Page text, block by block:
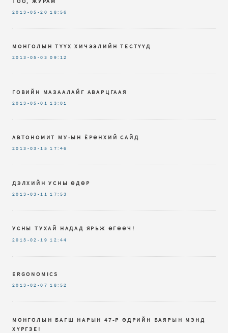
2013-05-20 18:56
МОНГОЛЫН ТҮҮХ ХИЧЭЭЛИЙН ТЕСТҮҮД
2013-05-03 09:12
ГОВИЙН МАЗААЛАЙГ АВАРЦГААЯ
2013-05-01 13:01
АВТОНОМИТ МУ-ЫН ЁРӨНХИЙ САЙД
2013-03-15 17:46
ДЭЛХИЙН УСНЫ ӨДӨР
2013-03-11 17:53
УСНЫ ТУХАЙ НАДАД ЯРЬЖ ӨГӨӨЧ!
2013-02-19 12:44
ERGONOMICS
2013-02-07 18:52
МОНГОЛЫН БАГШ НАРЫН 47-Р ӨДРИЙН БАЯРЫН МЭНД
ХҮРГЭЕ!